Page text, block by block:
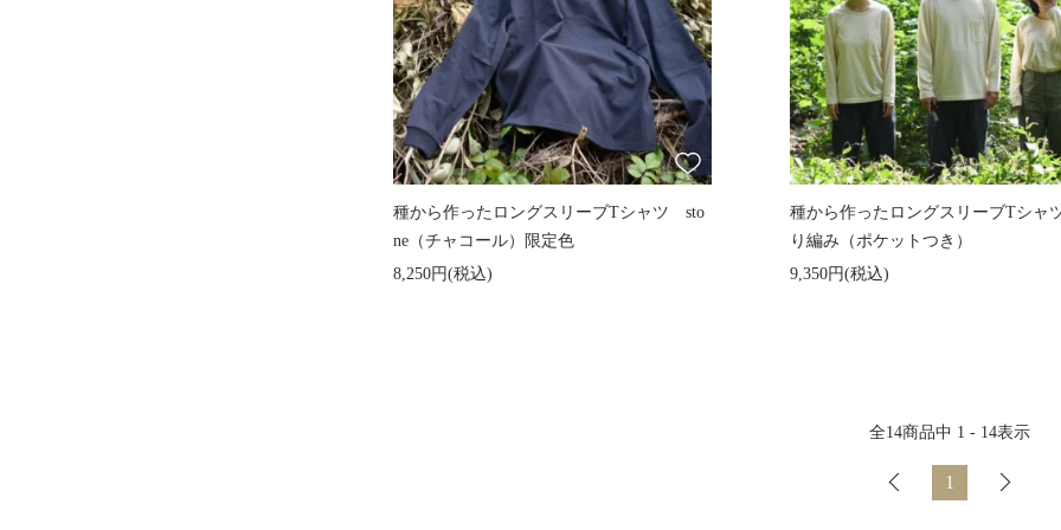
種から作ったロングスリーブTシャツ sto
ne（チャコール）限定色
8,250円(税込)
種から作ったロングスリーブTシ
り編み（ポケットつき）
9,350円(税込)
全14商品中 1 - 14表示
1